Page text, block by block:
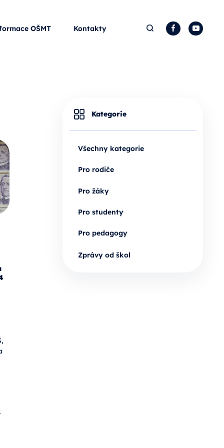
OŠMT Kontakty Hledat Facebook
Kategorie
Všechny kategorie
Pro rodiče
Pro žáky
Pro studenty
Pro pedagogy
Zprávy od škol